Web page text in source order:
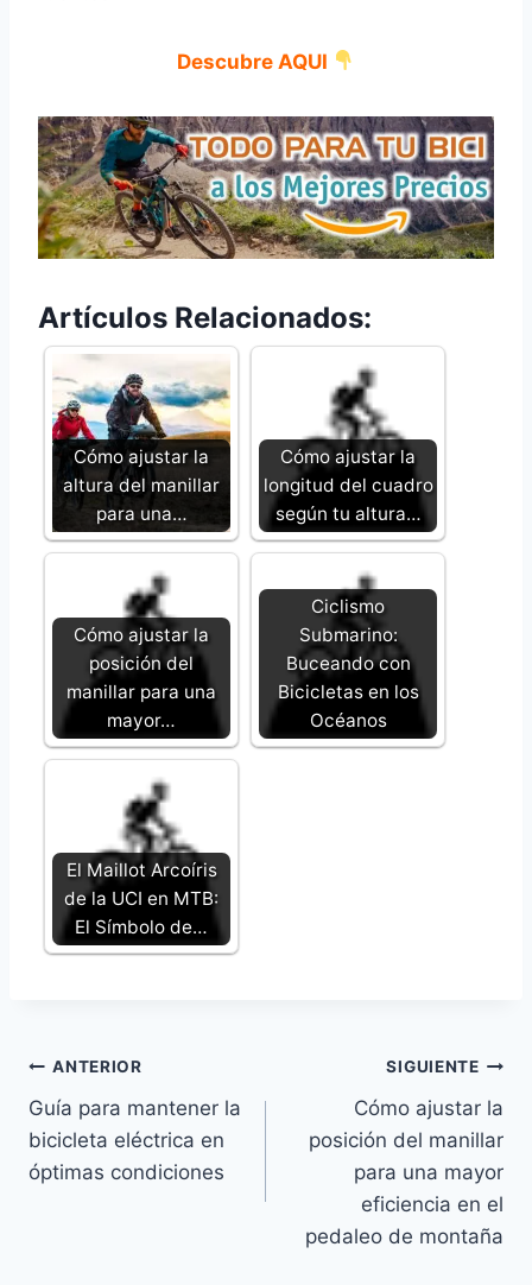
Descubre AQUI
Artículos Relacionados:
Cómo ajustar la
altura del manillar
para una…
Cómo ajustar la
longitud del cuadro
según tu altura…
Cómo ajustar la
posición del
manillar para una
mayor…
Ciclismo
Submarino:
Buceando con
Bicicletas en los
Océanos
El Maillot Arcoíris
de la UCI en MTB:
El Símbolo de…
Navegación
de
entradas
ANTERIOR
Guía para mantener la
bicicleta eléctrica en
óptimas condiciones
SIGUIENTE
Cómo ajustar la
posición del manillar
para una mayor
eficiencia en el
pedaleo de montaña